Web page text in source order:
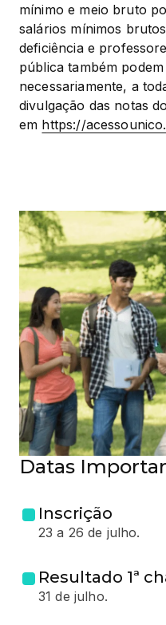
mínimo e meio bruto
salários mínimos
deficiência e
pública também
necessariamente, a
divulgação das notas
em https://
Datas
Inscrição
23 a 26 de julho.
Resultado 1ª
31 de julho.